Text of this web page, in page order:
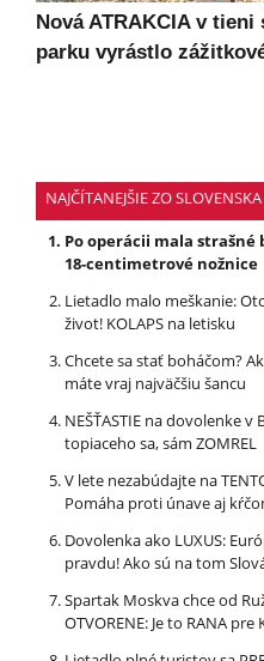
Nová ATRAKCIA v
parku vyrástlo
NAJČÍTANEJŠIE ZO SLOVENSKA
Po operácii mala strašné
18-centimetrové nožnice
Lietadlo malo meškanie:
život! KOLAPS na letisku
Chcete sa stať boháčom?
máte vraj najväčšiu šancu
NEŠŤASTIE na dovolenke
topiaceho sa, sám ZOMREL
V lete nezabúdajte na
Pomáha proti únave aj
Dovolenka ako LUXUS:
pravdu! Ako sú na tom
Spartak Moskva chce od
OTVORENE: Je to RANA pre